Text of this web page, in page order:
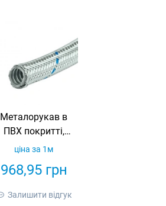
Металорукав в
ПВХ покритті,
броньований,
968,95грн
ціна за 1м
Залишити відгук